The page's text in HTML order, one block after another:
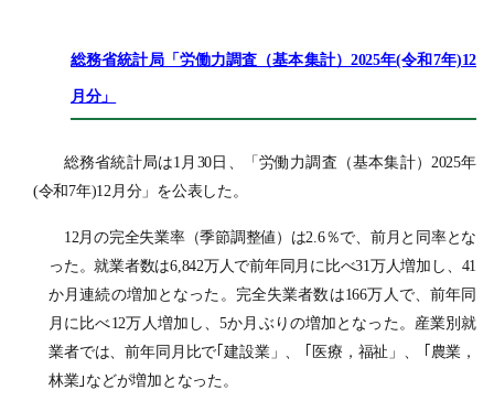
総務省統計局「労働力調査（基本集計）2025年(令和7年)12
月分」
総務省統計局は1月30日、「労働力調査（基本集計）2025年
(令和7年)12月分」を公表した。
12月の完全失業率（季節調整値）は2.6％で、前月と同率とな
った。就業者数は6,842万人で前年同月に比べ31万人増加し、41
か月連続の増加となった。完全失業者数は166万人で、前年同
月に比べ12万人増加し、5か月ぶりの増加となった。産業別就
業者では、前年同月比で｢建設業」、
｢医療，福祉」、 ｢農業，
林業｣などが増加となった。